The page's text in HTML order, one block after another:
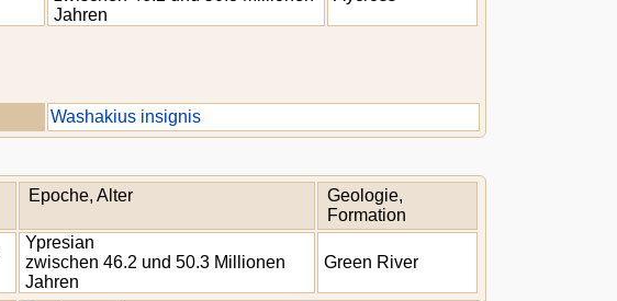
Jahren
Washakius insignis
Epoche, Alter
Geologie,
Formation
Ypresian
zwischen 46.2 und 50.3 Millionen
Jahren
Green River